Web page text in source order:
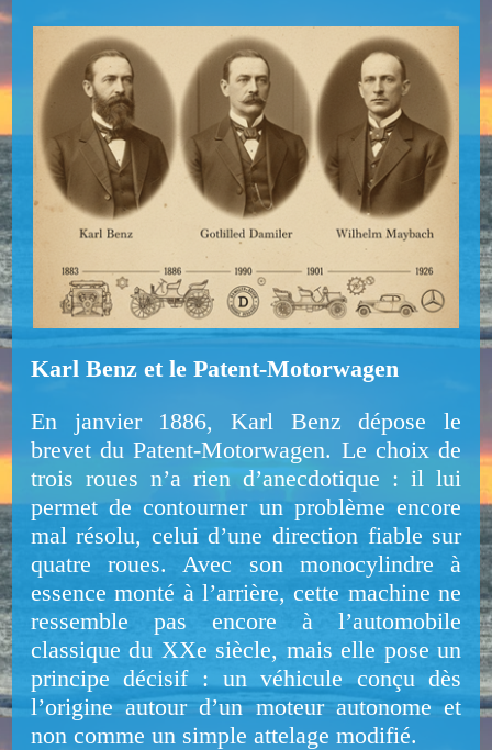
Karl Benz et le Patent-Motorwagen
En janvier 1886, Karl Benz dépose le
brevet du Patent-Motorwagen. Le choix de
trois roues n’a rien d’anecdotique : il lui
permet de contourner un problème encore
mal résolu, celui d’une direction fiable sur
quatre roues. Avec son monocylindre à
essence monté à l’arrière, cette machine ne
ressemble pas encore à l’automobile
classique du XXe siècle, mais elle pose un
principe décisif : un véhicule conçu dès
l’origine autour d’un moteur autonome et
non comme un simple attelage modifié.